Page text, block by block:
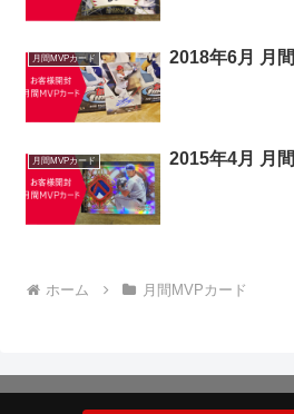
月間MVPカード 2018年6月 月
月間MVPカード 2015年4月 月
ホーム 月間MVPカード